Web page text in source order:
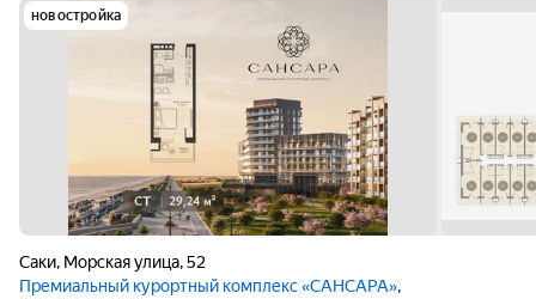
новостройка
Саки, Морская улица,52
Премиальный курортный комплекс «САНСАРА»,